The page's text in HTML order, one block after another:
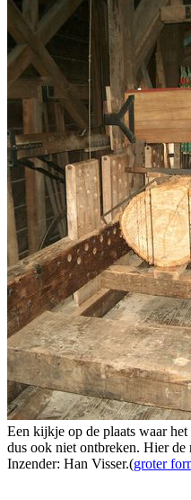
Een kijkje op de plaats waar
dus ook niet ontbreken. Hier de
Inzender: Han Visser.(groter